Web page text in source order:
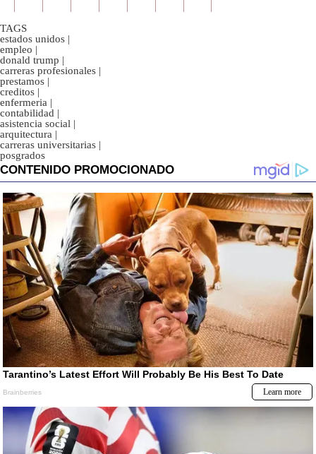
TAGS
estados unidos |
empleo |
donald trump |
carreras profesionales |
prestamos |
creditos |
enfermeria |
contabilidad |
asistencia social |
arquitectura |
carreras universitarias |
posgrados